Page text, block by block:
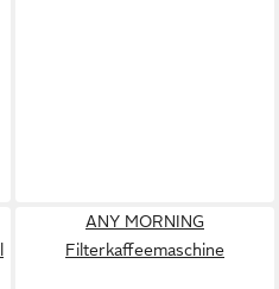
ANY MORNING
Filterkaffeemaschine